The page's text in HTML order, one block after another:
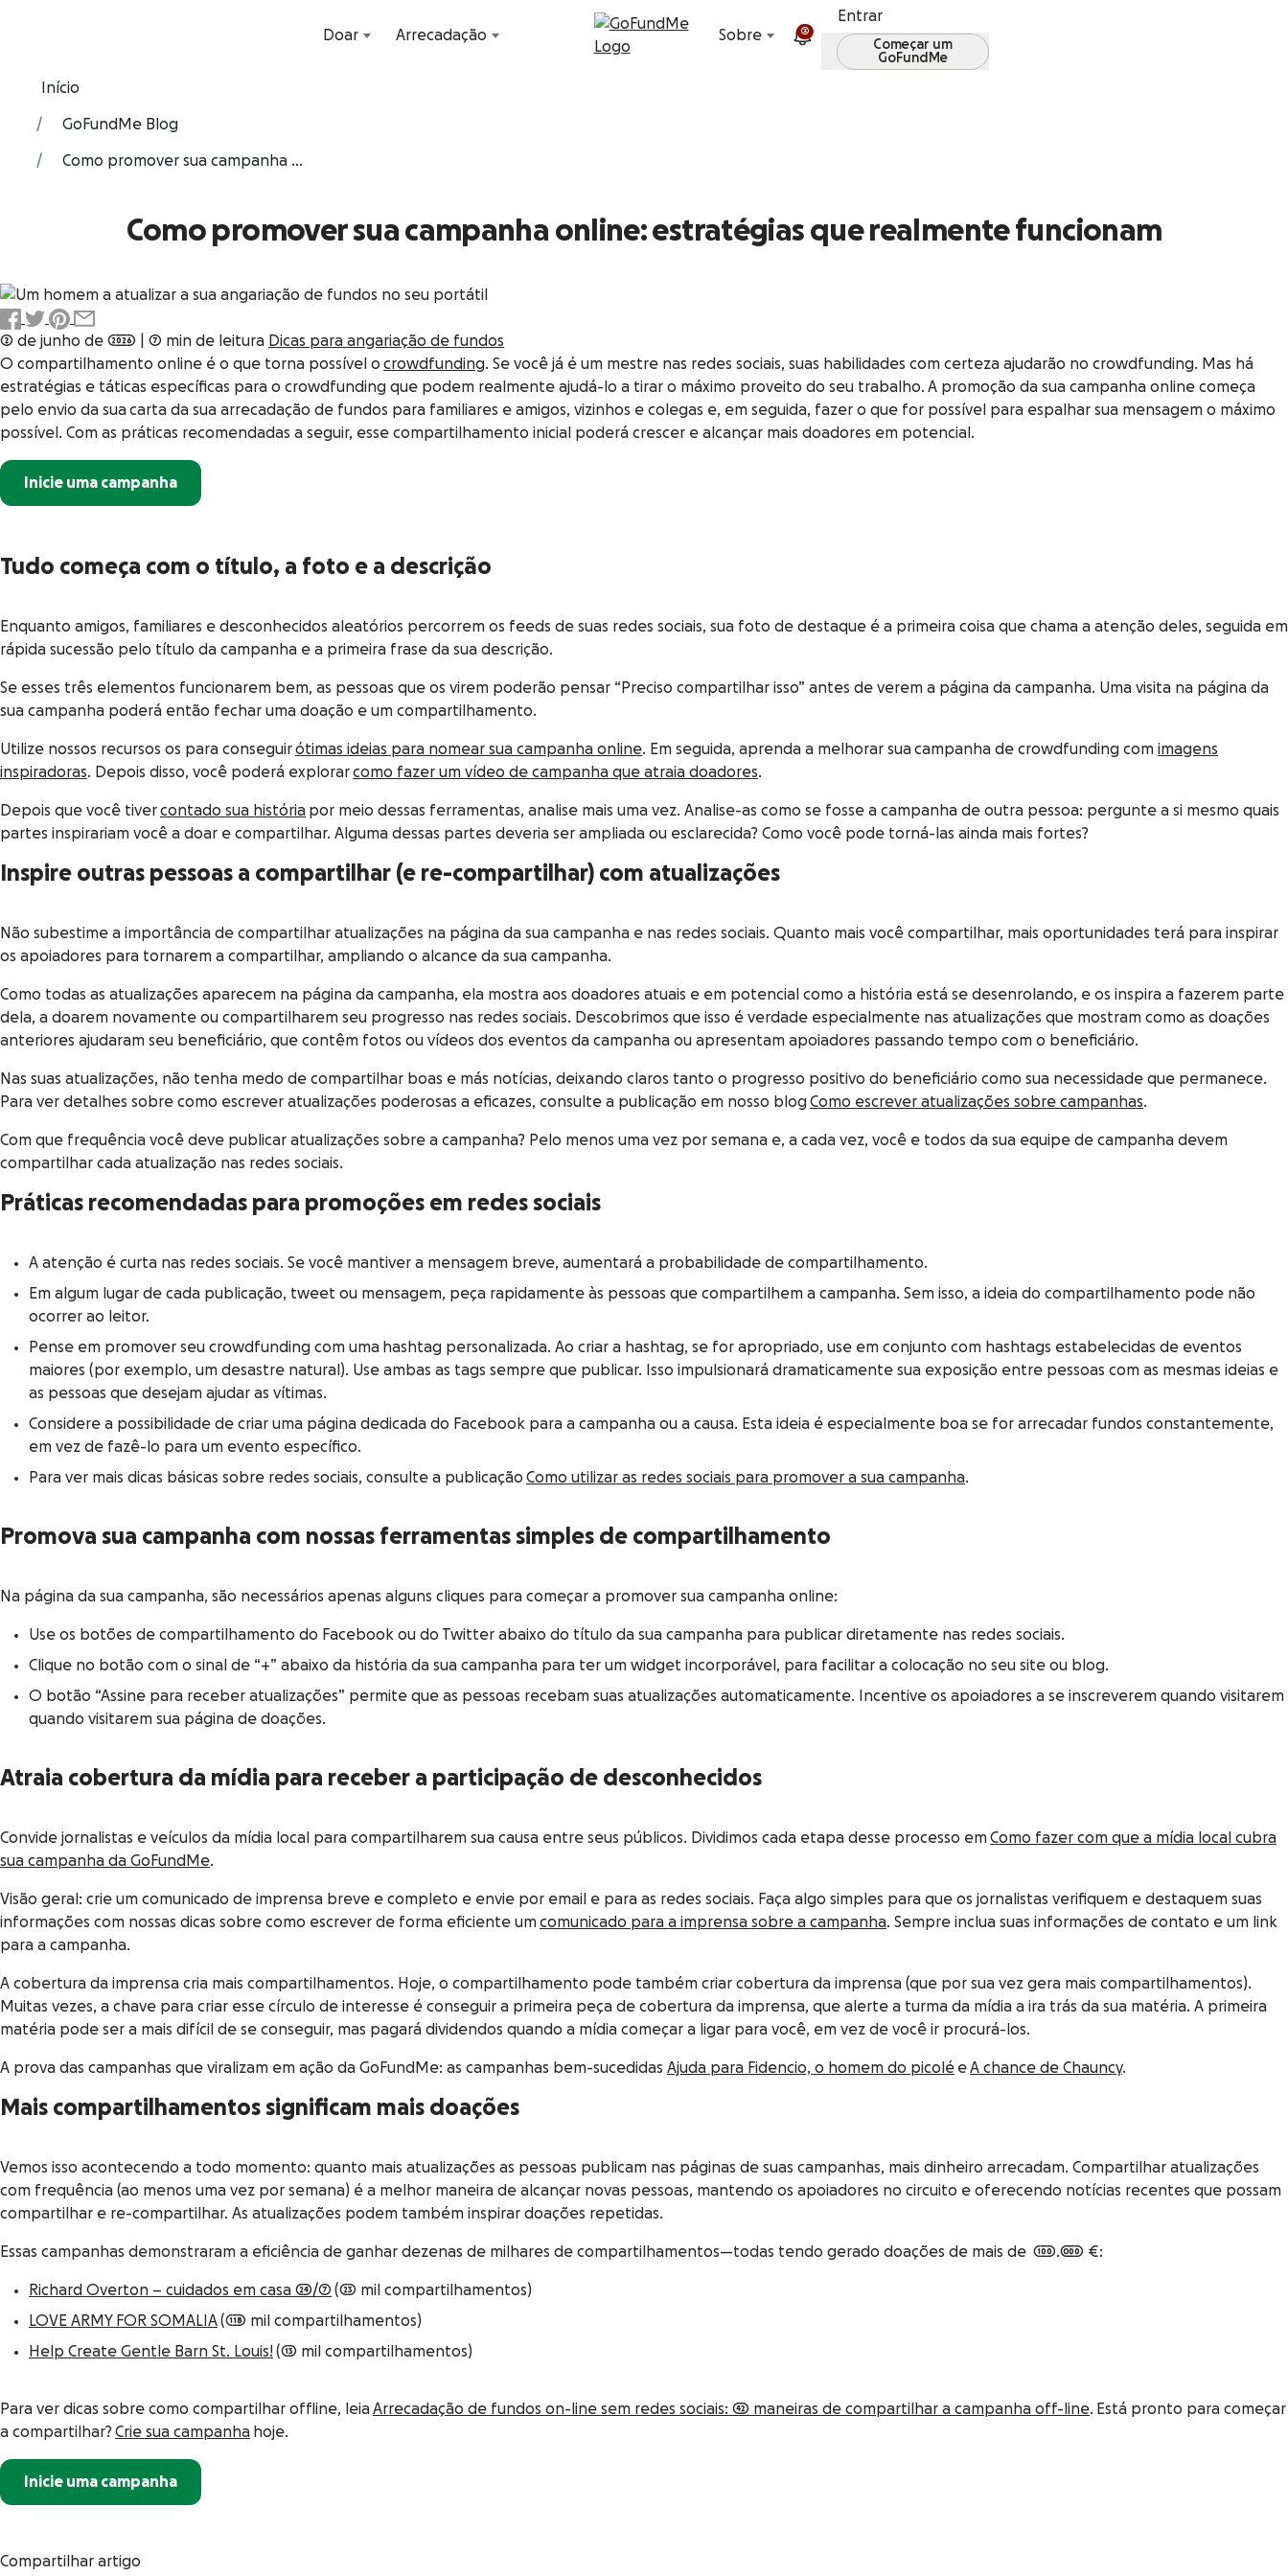
Avançar para conteúdo
Doar
Arrecadação Sobre 2
Entrar
Começar um
GoFundMe
Início
GoFundMe Blog
Como promover sua campanha ...
Como promover sua campanha online: estratégias que realmente funcionam
2 de junho de 2026 7 min de leitura Dicas para angariação de fundos
O compartilhamento online é o que torna possível o crowdfunding. Se você já é um mestre nas redes sociais, suas habilidades com certeza ajudarão no crowdfunding. Mas há
estratégias e táticas específicas para o crowdfunding que podem realmente ajudá-lo a tirar o máximo proveito do seu trabalho. A promoção da sua campanha online começa
pelo envio da sua carta da sua arrecadação de fundos para familiares e amigos, vizinhos e colegas e, em seguida, fazer o que for possível para espalhar sua mensagem o máximo
possível. Com as práticas recomendadas a seguir, esse compartilhamento inicial poderá crescer e alcançar mais doadores em potencial.
Inicie uma campanha
Tudo começa com o título, a foto e a descrição
Enquanto amigos, familiares e desconhecidos aleatórios percorrem os feeds de suas redes sociais, sua foto de destaque é a primeira coisa que chama a atenção deles, seguida em
rápida sucessão pelo título da campanha e a primeira frase da sua descrição.
Se esses três elementos funcionarem bem, as pessoas que os virem poderão pensar “Preciso compartilhar isso” antes de verem a página da campanha. Uma visita na página da
sua campanha poderá então fechar uma doação e um compartilhamento.
Utilize nossos recursos os para conseguirótimas ideias para nomear sua campanha online. Em seguida, aprenda a melhorar sua campanha de crowdfunding com imagens
inspiradoras. Depois disso, você poderá explorarcomo fazer um vídeo de campanha que atraia doadores.
Depois que você tivercontado sua história por meio dessas ferramentas, analise mais uma vez. Analise-as como se fosse a campanha de outra pessoa: pergunte a si mesmo quais
partes inspirariam você a doar e compartilhar. Alguma dessas partes deveria ser ampliada ou esclarecida? Como você pode torná-las ainda mais fortes?
Inspire outras pessoas a compartilhar (e re-compartilhar) com atualizações
Não subestime a importância de compartilhar atualizações na página da sua campanha e nas redes sociais. Quanto mais você compartilhar, mais oportunidades terá para inspirar
os apoiadores para tornarem a compartilhar, ampliando o alcance da sua campanha.
Como todas as atualizações aparecem na página da campanha, ela mostra aos doadores atuais e em potencial como a história está se desenrolando, e os inspira a fazerem parte
dela, a doarem novamente ou compartilharem seu progresso nas redes sociais. Descobrimos que isso é verdade especialmente nas atualizações que mostram como as doações
anteriores ajudaram seu beneficiário, que contêm fotos ou vídeos dos eventos da campanha ou apresentam apoiadores passando tempo com o beneficiário.
Nas suas atualizações, não tenha medo de compartilhar boas e más notícias, deixando claros tanto o progresso positivo do beneficiário como sua necessidade que permanece.
Para ver detalhes sobre como escrever atualizações poderosas a eficazes, consulte a publicação em nosso blogComo escrever atualizações sobre campanhas.
Com que frequência você deve publicar atualizações sobre a campanha? Pelo menos uma vez por semana e, a cada vez, você e todos da sua equipe de campanha devem
compartilhar cada atualização nas redes sociais.
Práticas recomendadas para promoções em redes sociais
A atenção é curta nas redes sociais. Se você mantiver a mensagem breve, aumentará a probabilidade de compartilhamento.
Em algum lugar de cada publicação, tweet ou mensagem, peça rapidamente às pessoas que compartilhem a campanha. Sem isso, a ideia do compartilhamento pode não
ocorrer ao leitor.
Pense em promover seu crowdfunding com uma hashtag personalizada. Ao criar a hashtag, se for apropriado, use em conjunto com hashtags estabelecidas de eventos
maiores (por exemplo, um desastre natural). Use ambas as tags sempre que publicar. Isso impulsionará dramaticamente sua exposição entre pessoas com as mesmas ideias e
as pessoas que desejam ajudar as vítimas.
Considere a possibilidade de criar uma página dedicada do Facebook para a campanha ou a causa. Esta ideia é especialmente boa se for arrecadar fundos constantemente,
em vez de fazê-lo para um evento específico.
Para ver mais dicas básicas sobre redes sociais, consulte a publicação Como utilizar as redes sociais para promover a sua campanha.
Promova sua campanha com nossas ferramentas simples de compartilhamento
Na página da sua campanha, são necessários apenas alguns cliques para começar a promover sua campanha online:
Use os botões de compartilhamento do Facebook ou do Twitter abaixo do título da sua campanha para publicar diretamente nas redes sociais.
Clique no botão com o sinal de “+” abaixo da história da sua campanha para ter um widget incorporável, para facilitar a colocação no seu site ou blog.
O botão “Assine para receber atualizações” permite que as pessoas recebam suas atualizações automaticamente. Incentive os apoiadores a se inscreverem quando visitarem
quando visitarem sua página de doações.
Atraia cobertura da mídia para receber a participação de desconhecidos
Convide jornalistas e veículos da mídia local para compartilharem sua causa entre seus públicos. Dividimos cada etapa desse processo emComo fazer com que a mídia local cubra
sua campanha da GoFundMe.
Visão geral: crie um comunicado de imprensa breve e completo e envie por email e para as redes sociais. Faça algo simples para que os jornalistas verifiquem e destaquem suas
informações com nossas dicas sobre como escrever de forma eficiente umcomunicado para a imprensa sobre a campanha. Sempre inclua suas informações de contato e um link
para a campanha.
A cobertura da imprensa cria mais compartilhamentos. Hoje, o compartilhamento pode também criar cobertura da imprensa (que por sua vez gera mais compartilhamentos).
Muitas vezes, a chave para criar esse círculo de interesse é conseguir a primeira peça de cobertura da imprensa, que alerte a turma da mídia a ira trás da sua matéria. A primeira
matéria pode ser a mais difícil de se conseguir, mas pagará dividendos quando a mídia começar a ligar para você, em vez de você ir procurá-los.
A prova das campanhas que viralizam em ação da GoFundMe: as campanhas bem-sucedidas Ajuda para Fidencio, o homem do picolé eA chance de Chauncy.
Mais compartilhamentos significam mais doações
Vemos isso acontecendo a todo momento: quanto mais atualizações as pessoas publicam nas páginas de suas campanhas, mais dinheiro arrecadam. Compartilhar atualizações
com frequência (ao menos uma vez por semana) é a melhor maneira de alcançar novas pessoas, mantendo os apoiadores no circuito e oferecendo notícias recentes que possam
compartilhar e re-compartilhar. As atualizações podem também inspirar doações repetidas.
Essas campanhas demonstraram a eficiência de ganhar dezenas de milhares de compartilhamentos—todas tendo gerado doações de mais de 100.000 €:
Richard Overton – cuidados em casa 24/7 (23 mil compartilhamentos)
LOVE ARMY FOR SOMALIA(118 mil compartilhamentos)
Help Create Gentle Barn St. Louis!(13 mil compartilhamentos)
Para ver dicas sobre como compartilhar offline, leiaArrecadação de fundos on-line sem redes sociais: 42 maneiras de compartilhar a campanha off-line. Está pronto para começar
a compartilhar? Crie sua campanha hoje.
Inicie uma campanha
Compartilhar artigo